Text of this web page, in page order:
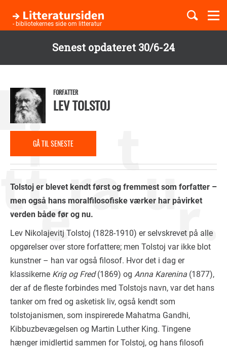
Senest opdateret 30/6-24
hovedindhold
- bibliotekernes side om litteratur
Børnebøger
GÅ TIL SENESTE
ANMELDELSE
FORFATTER
LEV TOLSTOJ
Tolstoj er blevet kendt først og fremmest som forfatter –
men også hans moralfilosofiske værker har påvirket
verden både før og nu.
Lev Nikolajevitj Tolstoj (1828-1910) er selvskrevet på alle
opgørelser over store forfattere; men Tolstoj var ikke blot
kunstner – han var også filosof. Hvor det i dag er
klassikerne Krig og Fred(1869) og Anna Karenina (1877),
der af de fleste forbindes med Tolstojs navn, var det hans
tanker om fred og asketisk liv, også kendt som
tolstojanismen, som inspirerede Mahatma Gandhi,
Kibbuzbevægelsen og Martin Luther King. Tingene
hænger imidlertid sammen for Tolstoj, og hans filosofi